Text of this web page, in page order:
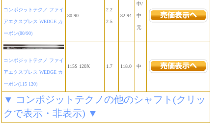
コンポジットテクノ ファイ
アエクスプレス WEDGE カ
ーボン(80/90)
80 90
2.2
2.5
82 94
中/
中
元
コンポジットテクノ ファイ
アエクスプレス WEDGE カ
ーボン(115 120)
115S 120X 1.7 118.0 中
▼ コンポジットテクノの他のシャフト(クリッ
クで表示・非表示) ▼